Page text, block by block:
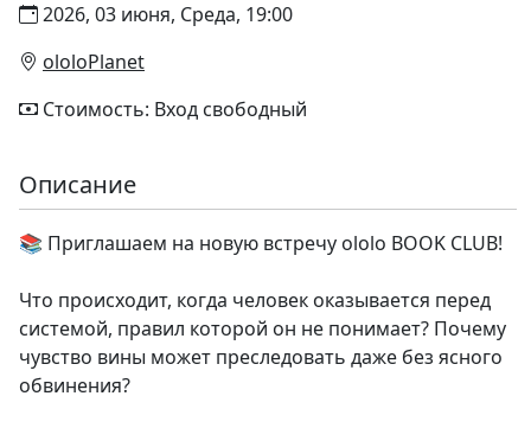
2026, 03 июня, Среда, 19:00
ololoPlanet
Стоимость: Вход свободный
Описание
📚 Приглашаем на новую встречу ololo BOOK CLUB!
Что происходит, когда человек оказывается перед
системой, правил которой он не понимает? Почему
чувство вины может преследовать даже без ясного
обвинения?